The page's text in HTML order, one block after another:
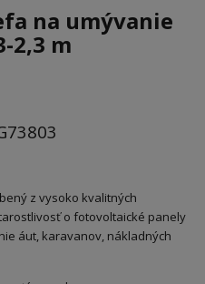
na umývanie
2,3 m
z vysoko kvalitných
o fotovoltaické panely
áut, karavanov, nákladných